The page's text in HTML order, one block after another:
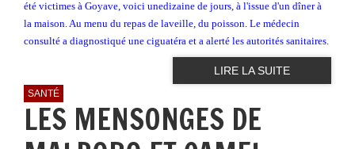
été victimes à Goyave, voici unedizaine de jours, à l'issue d'un dîner à
la maison. Au menu du repas de laveille, du poisson. Le médecin
consulté a diagnostiqué une ciguatéra et a alerté les autorités sanitaires.
LIRE LA SUITE
SANTÉ
LES MENSONGES DE